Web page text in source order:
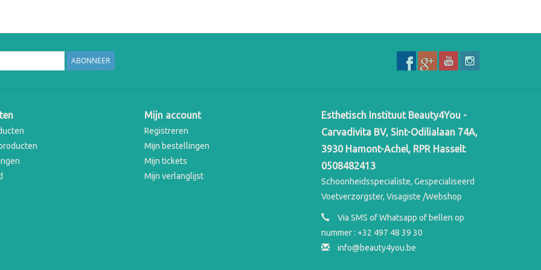
ABONNEER
Mijn account
Registreren
Mijn bestellingen
Mijn tickets
Mijn verlanglijst
Esthetisch Instituut Beauty4You -
Carvadivita BV, Sint-Odilialaan 74A,
3930 Hamont-Achel, RPR Hasselt
0508482413
Schoonheidsspecialiste, Gespecialiseerd
Voetverzorgster, Visagiste /Webshop
Via SMS of Whatsapp of bellen op
nummer : +32 497 48 39 30
info@beauty4you.be